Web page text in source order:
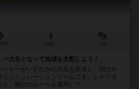
一大名となって地域を支配しよう！
ーヤーがいずれかの大名を担当し、国力や
シミュレーションゲームです。シナリオ
、独自のルールを適用して...